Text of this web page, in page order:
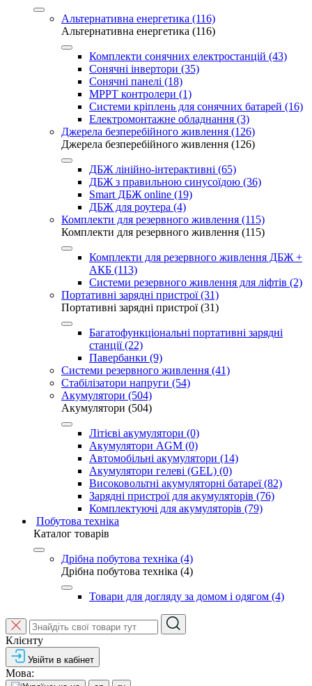
Альтернативна енергетика (116)
Альтернативна енергетика (116)
Комплекти сонячних електростанцій (43)
Сонячні інвертори (35)
Сонячні панелі (18)
MPPT контролери (1)
Системи кріплень для сонячних батарей (16)
Електромонтажне обладнання (3)
Джерела безперебійного живлення (126)
Джерела безперебійного живлення (126)
ДБЖ лінійно-інтерактивні (65)
ДБЖ з правильною синусоїдою (36)
Smart ДБЖ online (19)
ДБЖ для роутера (4)
Комплекти для резервного живлення (115)
Комплекти для резервного живлення (115)
Комплекти для резервного живлення ДБЖ +
АКБ (113)
Системи резервного живлення для ліфтів (2)
Портативні зарядні пристрої (31)
Портативні зарядні пристрої (31)
Багатофункціональні портативні зарядні
станції (22)
Павербанки (9)
Системи резервного живлення (41)
Стабілізатори напруги (54)
Акумулятори (504)
Акумулятори (504)
Літієві акумулятори (0)
Акумулятори AGM (0)
Автомобільні акумулятори (14)
Акумулятори гелеві (GEL) (0)
Високовольтні акумуляторні батареї (82)
Зарядні пристрої для акумуляторів (76)
Комплектуючі для акумуляторів (79)
Побутова техніка
Каталог товарів
Дрібна побутова техніка (4)
Дрібна побутова техніка (4)
Товари для догляду за домом і одягом (4)
Клієнту
Увійти в кабінет
Мова: